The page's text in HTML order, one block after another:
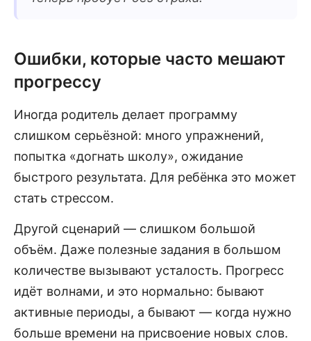
Ошибки, которые часто мешают
прогрессу
Иногда родитель делает программу
слишком серьёзной: много упражнений,
попытка «догнать школу», ожидание
быстрого результата. Для ребёнка это может
стать стрессом.
Другой сценарий — слишком большой
объём. Даже полезные задания в большом
количестве вызывают усталость. Прогресс
идёт волнами, и это нормально: бывают
активные периоды, а бывают — когда нужно
больше времени на присвоение новых слов.